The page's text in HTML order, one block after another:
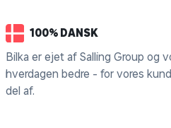
100% DANSK
Bilka er ejet af Salling Group og
hverdagen bedre - for vores
del af.